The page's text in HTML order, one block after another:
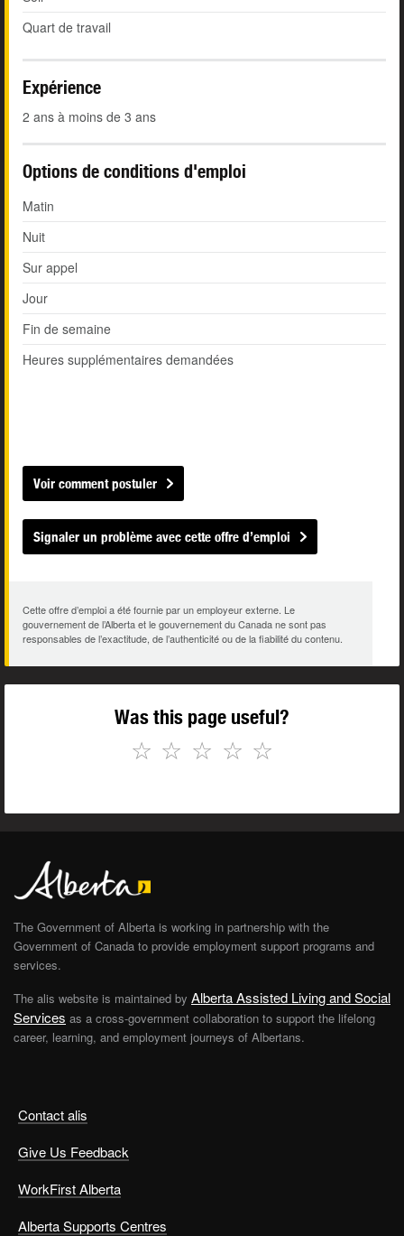
Quart de travail
Expérience
2 ans à moins de 3 ans
Options de conditions d'emploi
Matin
Nuit
Sur appel
Jour
Fin de semaine
Heures supplémentaires demandées
Voir comment postuler
Signaler un problème avec cette offre d’emploi
Cette offre d’emploi a été fournie par un employeur externe. Le
gouvernement de l’Alberta et le gouvernement du Canada ne sont pas
responsables de l’exactitude, de l’authenticité ou de la fiabilité du contenu.
Was this page useful?
☆
☆
☆
☆
☆
Contact alis
Give Us Feedback
WorkFirst Alberta
Alberta Supports Centres
The Government of Alberta is working in partnership with the
Government of Canada to provide employment support programs and
services.
The alis website is maintained by Alberta Assisted Living and Social
Services as a cross-government collaboration to support the lifelong
career, learning, and employment journeys of Albertans.